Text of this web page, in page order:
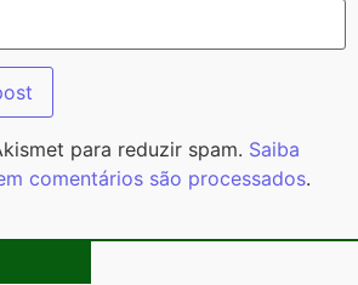
para reduzir spam. Saiba
comentários são processados.